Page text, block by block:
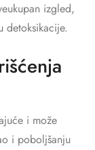
izgled,
detoksikacije.
i može
i poboljšanju